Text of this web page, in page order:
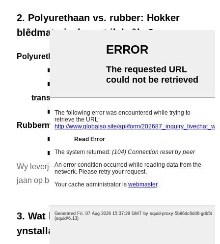
2. Polyurethaan vs. rubber: Hokker
blêdmateriaal moat ik brûke?
Polyurethaan binneoanrikkemandearre foar:
■ Hege slijtageomstannichheden
■ Hege-snelheid of trochgeande
transportbanden
■ Langere libbensdoer mei minder ûnderhâld
Rubbermessenbinnebetter geskikt foar:
■ Leech oant middelmjittich gebrûk
■ Projekten meistrakbegruttingbeheiningen
Wy leverje beide materialen en kinne oanbefellings
jaan op basis fan jo operasjonele easken en budzjet.
3. Wat binne de bêste praktiken foar
ynstallaasje en ûnderhâld?